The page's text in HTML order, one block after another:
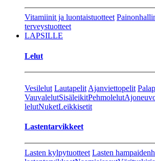
Vitamiinit ja luontaistuotteet
terveystuotteet
LAPSILLE
Lelut
Vesilelut Lautapelit Ajanviettopelit
VauvalelutSisäleikitPehmolelut
lelutNuketLeikkisetit
Lastentarvikkeet
Lasten kylpytuotteet Lasten